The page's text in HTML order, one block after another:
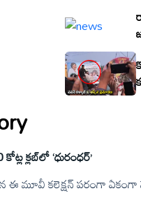
క్లబ్‌లో ‘ధురంధర్’
ఈ మూవీ కలెక్షన్ పరంగా